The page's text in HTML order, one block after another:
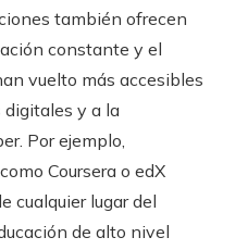
también ofrecen
constante y el
vuelto más accesibles
y a la
Por ejemplo,
como Coursera o edX
cualquier lugar del
de alto nivel